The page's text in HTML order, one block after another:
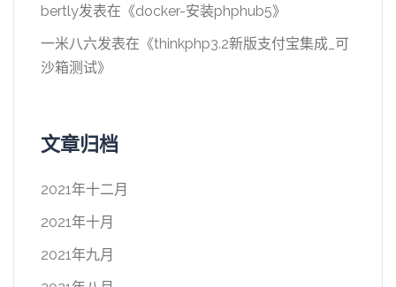
bertly发表在《docker-安装phphub5》
一米八六发表在《thinkphp3.2新版支付宝集成_可
沙箱测试》
文章归档
2021年十二月
2021年十月
2021年九月